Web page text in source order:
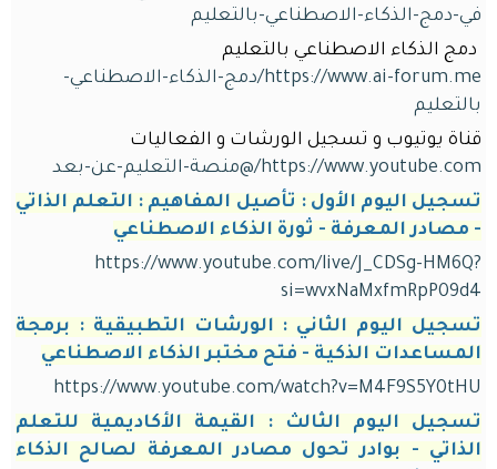
في-دمج-الذكاء-الاصطناعي-بالتعليم
دمج الذكاء الاصطناعي بالتعليم
https://www.ai-forum.me/دمج-الذكاء-الاصطناعي-
بالتعليم
قناة يوتيوب و تسجيل الورشات و الفعاليات
https://www.youtube.com/@منصة-التعليم-عن-بعد
تسجيل اليوم اﻷول : تأصيل المفاهيم : التعلم الذاتي
- مصادر المعرفة - ثورة الذكاء الاصطناعي
https://www.youtube.com/live/J_CDSg-HM6Q?
si=wvxNaMxfmRpP09d4
تسجيل اليوم الثاني : الورشات التطبيقية : برمجة
المساعدات الذكية - فتح مختبر الذكاء الاصطناعي
https://www.youtube.com/watch?v=M4F9S5Y0tHU
تسجيل اليوم الثالث : القيمة اﻷكاديمية للتعلم
الذاتي - بوادر تحول مصادر المعرفة لصالح الذكاء